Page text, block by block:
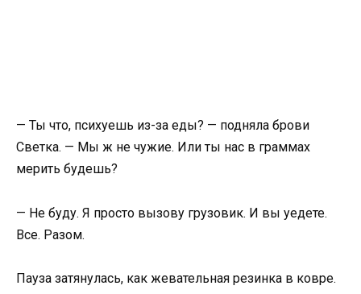
— Ты что, психуешь из-за еды? — подняла брови
Светка. — Мы ж не чужие. Или ты нас в граммах
мерить будешь?
— Не буду. Я просто вызову грузовик. И вы уедете.
Все. Разом.
Пауза затянулась, как жевательная резинка в ковре.